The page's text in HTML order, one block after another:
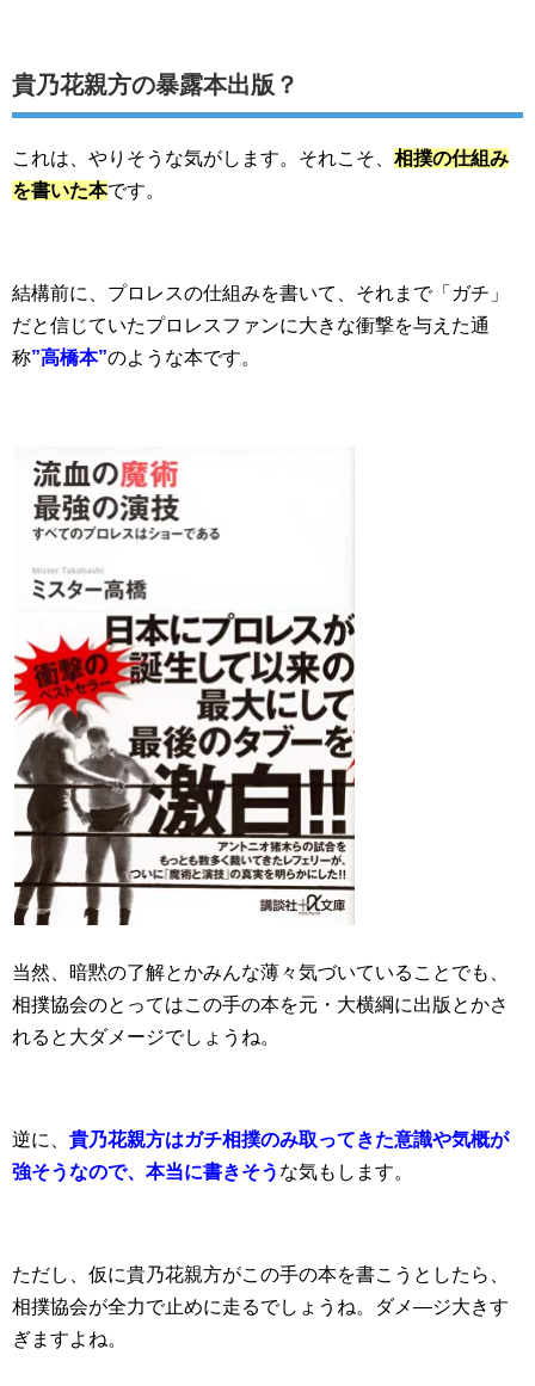
貴乃花親方の暴露本出版？
これは、やりそうな気がします。それこそ、 相撲の仕組み
を書いた本です。
結構前に、プロレスの仕組みを書いて、それまで「ガチ」
だと信じていたプロレスファンに大きな衝撃を与えた通
称”高橋本”のような本です。
当然、暗黙の了解とかみんな薄々気づいていることでも、
相撲協会のとってはこの手の本を元・大横綱に出版とかさ
れると大ダメージでしょうね。
逆に、 貴乃花親方はガチ相撲のみ取ってきた意識や気概が
強そうなので、本当に書きそう な気もします。
ただし、仮に貴乃花親方がこの手の本を書こうとしたら、
相撲協会が全力で止めに走るでしょうね。ダメ―ジ大きす
ぎますよね。